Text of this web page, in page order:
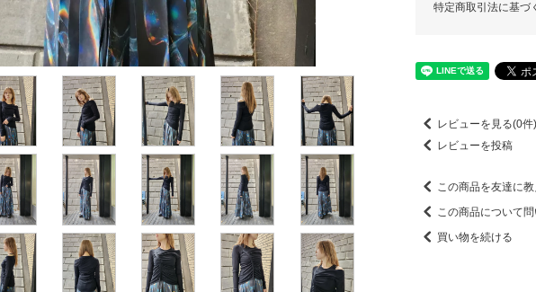
特定商取引法に基づ
レビューを見る(0件)
レビューを投稿
この商品を友達に教
この商品について
買い物を続ける